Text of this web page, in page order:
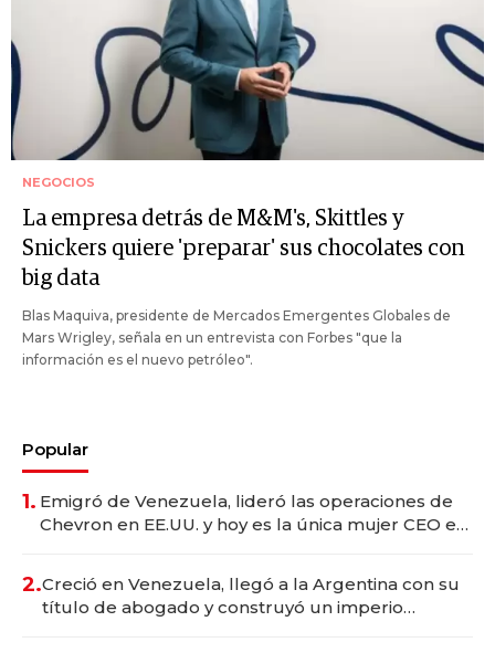
NEGOCIOS
La empresa detrás de M&M's, Skittles y
Snickers quiere 'preparar' sus chocolates con
big data
Blas Maquiva, presidente de Mercados Emergentes Globales de
Mars Wrigley, señala en un entrevista con Forbes "que la
información es el nuevo petróleo".
Popular
1. Emigró de Venezuela, lideró las operaciones de
Chevron en EE.UU. y hoy es la única mujer CEO en
2.Creció en Venezuela, llegó a la Argentina con su
título de abogado y construyó un imperio